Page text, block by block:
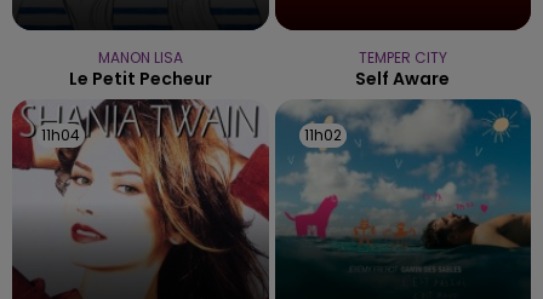
MANON LISA
Le Petit Pecheur
TEMPER CITY
Self Aware
11h04
11h04 11h02
11h02